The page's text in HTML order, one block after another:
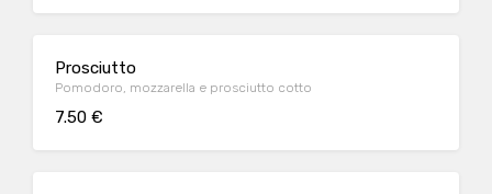
Prosciutto
Pomodoro, mozzarella e prosciutto cotto
7.50 €